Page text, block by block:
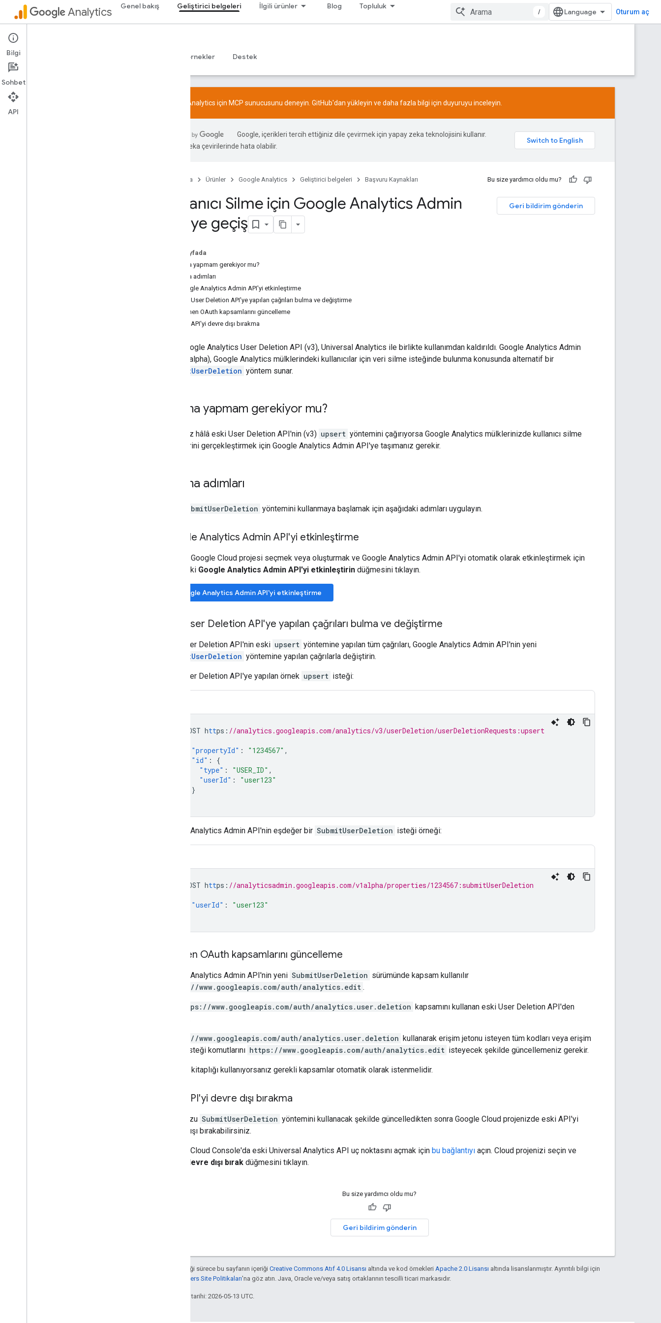
Analytics Genel bakış Geliştirici belgeleri İlgili ürünler Blog Topluluk
/ Oturum aç
Geliştirici belgeleri
Rehberler Kitaplıklar ve örnekler Destek
Google Analytics için MCP sunucusunu deneyin. GitHub'dan yükleyin ve daha fazla bilgi için duyuruyu inceleyin.
Google, içerikleri tercih ettiğiniz dile çevirmek için yapay zeka teknolojisini kullanır.
Yapay zeka çevirilerinde hata olabilir.
Ana Sayfa Ürünler Google Analytics Geliştirici belgeleri Başvuru Kaynakları Bu size yardımcı oldu mu?
Geri bildirim gönderin
Kullanıcı Silme için Google Analytics Admin
API'ye geçiş
Bu sayfada
Taşıma yapmam gerekiyor mu?
Taşıma adımları
Google Analytics Admin API'yi etkinleştirme
Eski User Deletion API'ye yapılan çağrıları bulma ve değiştirme
İstenen OAuth kapsamlarını güncelleme
Eski API'yi devre dışı bırakma
Eski Google Analytics User Deletion API (v3), Universal Analytics ile birlikte kullanımdan kaldırıldı. Google Analytics Admin
API (v1alpha), Google Analytics mülklerindeki kullanıcılar için veri silme isteğinde bulunma konusunda alternatif bir
SubmitUserDeletion yöntem sunar.
Taşıma yapmam gerekiyor mu?
Kodunuz hâlâ eski User Deletion API'nin (v3) upsert yöntemini çağırıyorsa Google Analytics mülklerinizde kullanıcı silme
işlemlerini gerçekleştirmek için Google Analytics Admin API'ye taşımanız gerekir.
Taşıma adımları
SubmitUserDeletion yöntemini kullanmaya başlamak için aşağıdaki adımları uygulayın.
Google Analytics Admin API'yi etkinleştirme
Yeni bir Google Cloud projesi seçmek veya oluşturmak ve Google Analytics Admin API'yi otomatik olarak etkinleştirmek için
aşağıdaki Google Analytics Admin API'yi etkinleştirin düğmesini tıklayın.
Google Analytics Admin API'yi etkinleştirme
Eski User Deletion API'ye yapılan çağrıları bulma ve değiştirme
Eski User Deletion API'nin eski upsert yöntemine yapılan tüm çağrıları, Google Analytics Admin API'nin yeni
SubmitUserDeletion yöntemine yapılan çağrılarla değiştirin.
Eski User Deletion API'ye yapılan örnek upsert isteği:
POST https : //analytics.googleapis.com/analytics/v3/userDeletion/userDeletionRequests:upsert
"propertyId" : "1234567" ,
"id" :
{
"type" : "USER_ID" ,
"userId" :
"user123"
}
Google Analytics Admin API'nin eşdeğer bir SubmitUserDeletion isteği örneği:
POST https : //analyticsadmin.googleapis.com/v1alpha/properties/1234567:submitUserDeletion
"userId" :
"user123"
İstenen OAuth kapsamlarını güncelleme
Google Analytics Admin API'nin yeni SubmitUserDeletion sürümünde kapsam kullanılır
https://www.googleapis.com/auth/analytics.edit .
https://www.googleapis.com/auth/analytics.user.deletion kapsamını kullanan eski User Deletion API'den
https://www.googleapis.com/auth/analytics.user.deletion kullanarak erişim jetonu isteyen tüm kodları veya erişim
jetonu isteği komutlarını https://www.googleapis.com/auth/analytics.edit isteyecek şekilde güncellemeniz gerekir.
İstemci kitaplığı kullanıyorsanız gerekli kapsamlar otomatik olarak istenmelidir.
Eski API'yi devre dışı bırakma
Kodunuzu SubmitUserDeletion yöntemini kullanacak şekilde güncelledikten sonra Google Cloud projenizde eski API'yi
devre dışı bırakabilirsiniz.
Google Cloud Console'da eski Universal Analytics API uç noktasını açmak için bu bağlantıyı açın. Cloud projenizi seçin ve
API'yi devre dışı bırak düğmesini tıklayın.
Bu size yardımcı oldu mu?
Geri bildirim gönderin
Aksi belirtilmediği sürece bu sayfanın içeriği Creative Commons Atıf 4.0 Lisansı altında ve kod örnekleri Apache 2.0 Lisansı altında lisanslanmıştır. Ayrıntılı bilgi için
Google Developers Site Politikaları'na göz atın. Java, Oracle ve/veya satış ortaklarının tescilli ticari markasıdır.
Son güncelleme tarihi: 2026-05-13 UTC.
Bilgi
Sohbet
API